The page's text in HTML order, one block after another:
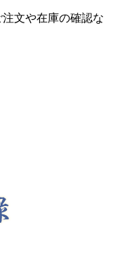
文や在庫の確認な